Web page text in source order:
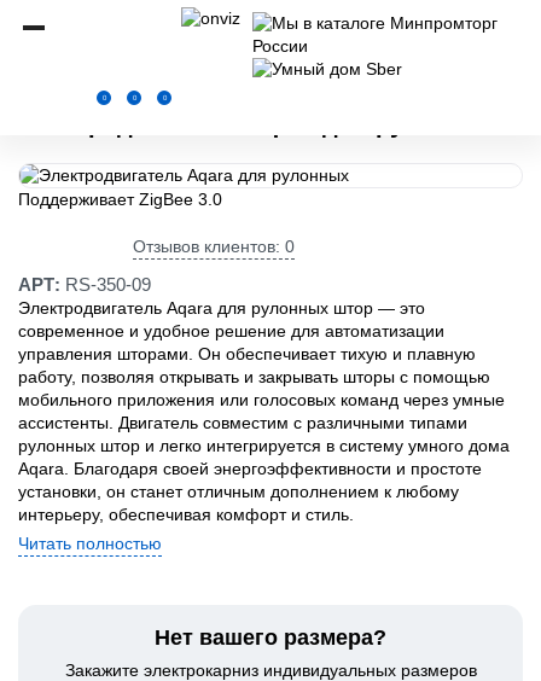
0 0 0
Комплектующие для электрокарнизов Электродвигатели
Поддерживает ZigBee 3.0
Отзывов клиентов: 0
АРТ: RS-350-09
Электродвигатель Aqara для рулонных штор — это
современное и удобное решение для автоматизации
управления шторами. Он обеспечивает тихую и плавную
работу, позволяя открывать и закрывать шторы с помощью
мобильного приложения или голосовых команд через умные
ассистенты. Двигатель совместим с различными типами
рулонных штор и легко интегрируется в систему умного дома
Aqara. Благодаря своей энергоэффективности и простоте
установки, он станет отличным дополнением к любому
интерьеру, обеспечивая комфорт и стиль.
Читать полностью
Нет вашего размера?
Закажите электрокарниз индивидуальных размеров